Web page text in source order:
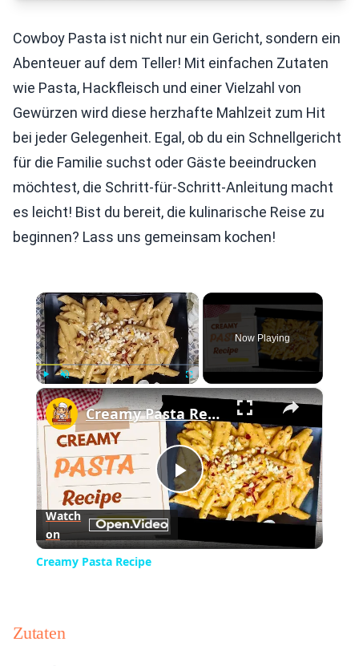
Cowboy Pasta ist nicht nur ein Gericht, sondern ein
Abenteuer auf dem Teller! Mit einfachen Zutaten
wie Pasta, Hackfleisch und einer Vielzahl von
Gewürzen wird diese herzhafte Mahlzeit zum Hit
bei jeder Gelegenheit. Egal, ob du ein Schnellgericht
für die Familie suchst oder Gäste beeindrucken
möchtest, die Schritt-für-Schritt-Anleitung macht
es leicht! Bist du bereit, die kulinarische Reise zu
beginnen? Lass uns gemeinsam kochen!
×
Play Unmute Fullscreen
Now Playing
×
Play
Video
Creamy Pasta Recipe
Watch
on
Creamy Pasta Recipe
Zutaten